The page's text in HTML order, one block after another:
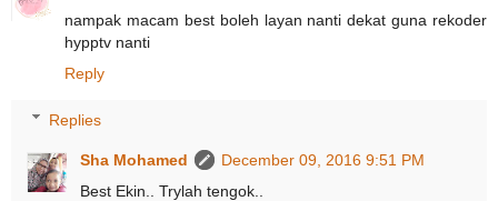
nampak macam best boleh layan nanti dekat guna rekoder
hypptv nanti
Reply
Replies
Sha Mohamed
December 09, 2016 9:51 PM
Best Ekin.. Trylah tengok..